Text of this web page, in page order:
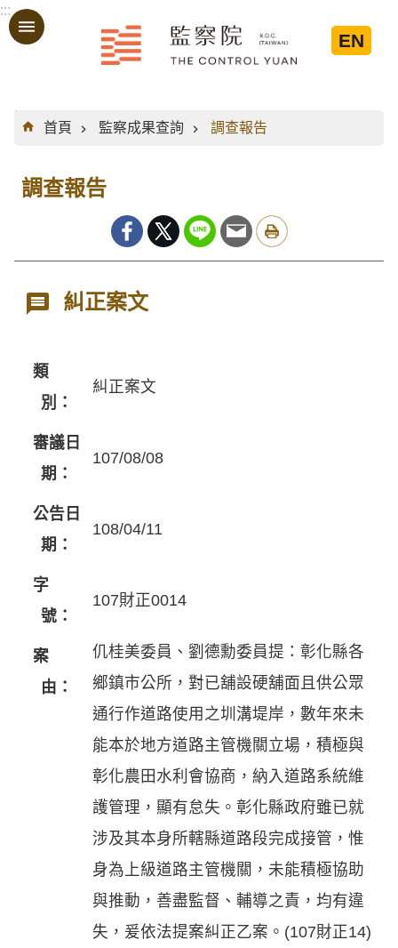
跳到主要內容區塊
:::
EN
:::
首頁
監察成果查詢 調查報告
調查報告
糾正案文
類
別：
糾正案文
審議日
期：
107/08/08
公告日
期：
108/04/11
字
號：
107財正0014
案
由：
仉桂美委員、劉德勳委員提：彰化縣各
鄉鎮市公所，對已舖設硬舖面且供公眾
通行作道路使用之圳溝堤岸，數年來未
能本於地方道路主管機關立場，積極與
彰化農田水利會協商，納入道路系統維
護管理，顯有怠失。彰化縣政府雖已就
涉及其本身所轄縣道路段完成接管，惟
身為上級道路主管機關，未能積極協助
與推動，善盡監督、輔導之責，均有違
失，爰依法提案糾正乙案。(107財正14)